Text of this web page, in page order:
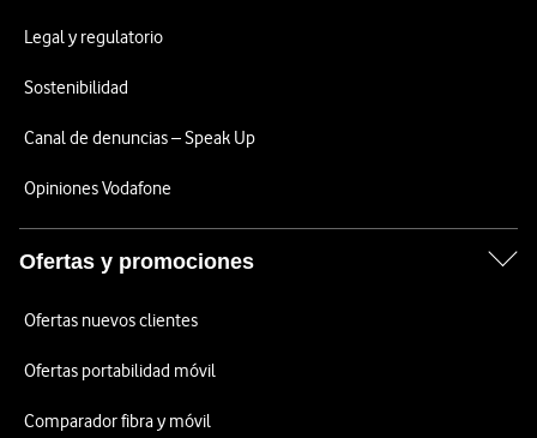
Legal y regulatorio
Sostenibilidad
Canal de denuncias – Speak Up
Opiniones Vodafone
Ofertas y promociones
Ofertas nuevos clientes
Ofertas portabilidad móvil
Comparador fibra y móvil